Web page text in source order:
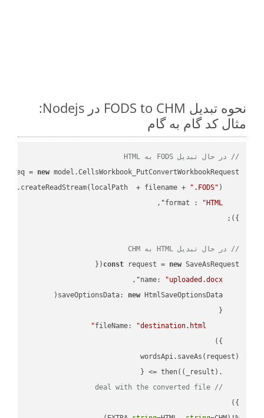
نحوه تبدیل FODS to CHM در Nodejs:
مثال کد گام به گام
// در حال تبدیل FODS به HTML
req = new
+ filename +
".FODS"
format : "HTML"
// در حال تبدیل HTML به CHM
const request = new
name: "uploaded.docx"
saveOptionsData: new
fileName:
"destination.html"
    .then(
( _result ) =>
// deal with the converted file